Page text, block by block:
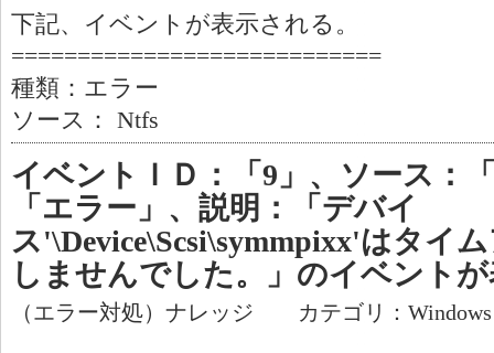
下記、イベントが表示される。
============================
種類：エラー
ソース： Ntfs
イベントＩＤ：「9」、ソース：
「エラー」、説明：「デバイ
ス'\Device\Scsi\symmpixx'はタイ
しませんでした。」のイベント
（エラー対処）ナレッジ カテゴリ：